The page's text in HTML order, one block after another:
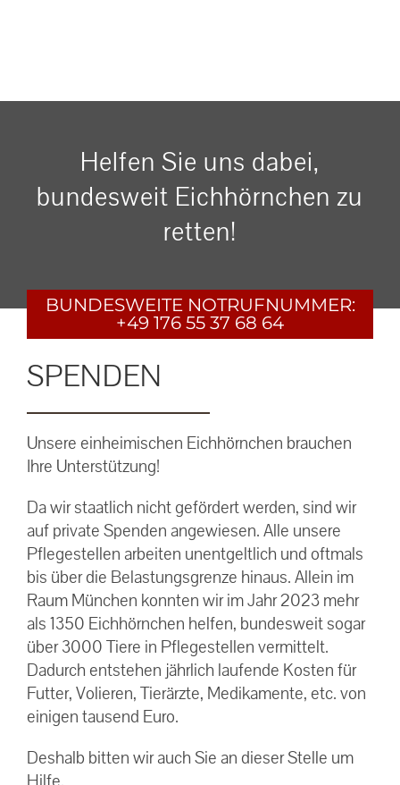
Helfen Sie uns dabei,
bundesweit Eichhörnchen zu
retten!
BUNDESWEITE NOTRUFNUMMER:
+49 176 55 37 68 64
SPENDEN
Unsere einheimischen Eichhörnchen brauchen
Ihre Unterstützung!
Da wir staatlich nicht gefördert werden, sind wir
auf private Spenden angewiesen. Alle unsere
Pflegestellen arbeiten unentgeltlich und oftmals
bis über die Belastungsgrenze hinaus. Allein im
Raum München konnten wir im Jahr 2023 mehr
als 1350 Eichhörnchen helfen, bundesweit sogar
über 3000 Tiere in Pflegestellen vermittelt.
Dadurch entstehen jährlich laufende Kosten für
Futter, Volieren, Tierärzte, Medikamente, etc. von
einigen tausend Euro.
Deshalb bitten wir auch Sie an dieser Stelle um